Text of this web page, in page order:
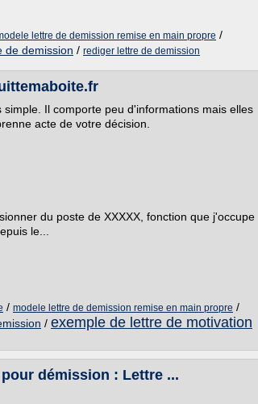
lettre de demission remise en main propre /
de demission / rediger lettre de demission
Il comporte peu d'informations mais elles
acte de votre décision.
du poste de XXXXX, fonction que j'occupe
le...
/ modele lettre de demission remise en main propre /
/ exemple de lettre de motivation
démission : Lettre ...